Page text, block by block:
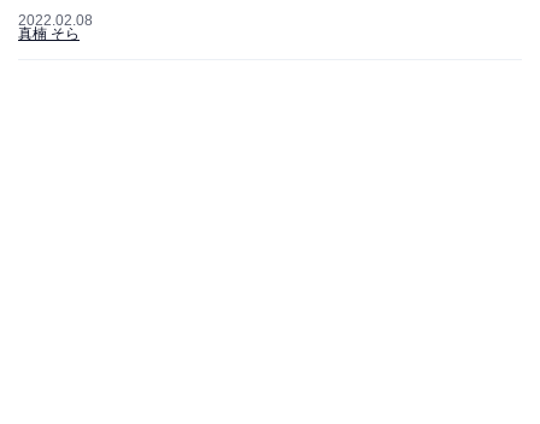
2022.02.08
真楠 そら